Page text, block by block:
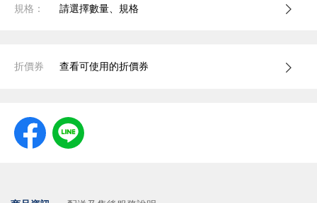
規格： 請選擇數量、規格
折價券 查看可使用的折價券